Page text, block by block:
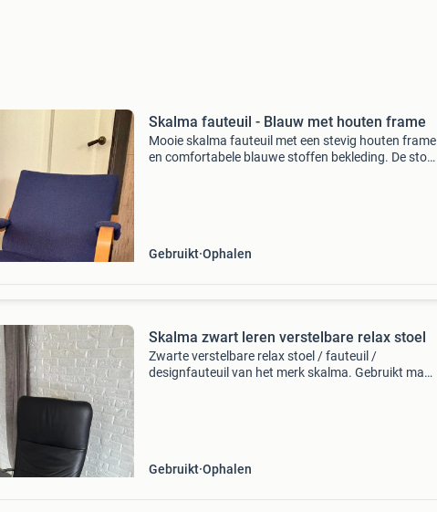
Skalma fauteuil - Blauw met houten frame
Mooie skalma fauteuil met een stevig houten frame
en comfortabele blauwe stoffen bekleding. De stoel
Gebruikt Ophalen
Skalma zwart leren verstelbare relax stoel
Zwarte verstelbare relax stoel / fauteuil /
designfauteuil van het merk skalma. Gebruikt maar
Gebruikt Ophalen